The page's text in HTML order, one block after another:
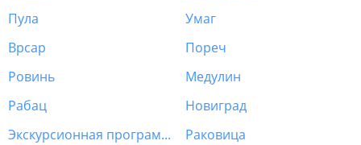
Пула
Умаг
Врсар
Пореч
Ровинь
Медулин
Рабац
Новиград
Экскурсионная программа Хорватия
Раковица